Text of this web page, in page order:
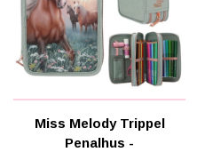
Miss Melody Trippel
Penalhus -